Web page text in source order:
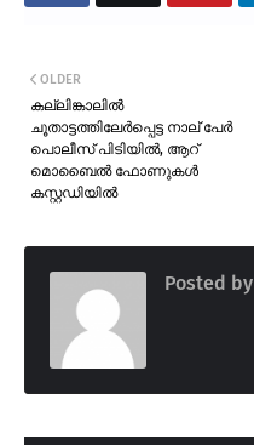
OLDER
കല്ലിങ്കാലിൽ
ചൂതാട്ടത്തിലേർപ്പെട്ട നാല് പേർ
പൊലീസ് പിടിയിൽ, ആറ്
മൊബൈൽ ഫോണുകൾ
കസ്റ്റഡിയിൽ
Posted by